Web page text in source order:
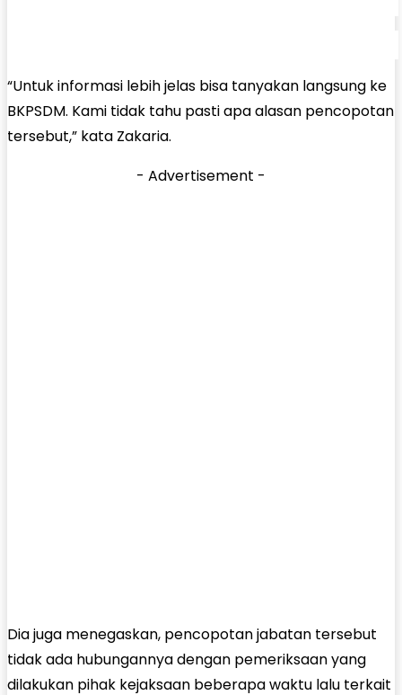
“Untuk informasi lebih jelas bisa tanyakan langsung ke
BKPSDM. Kami tidak tahu pasti apa alasan pencopotan
tersebut,” kata Zakaria.
- Advertisement -
Dia juga menegaskan, pencopotan jabatan tersebut
tidak ada hubungannya dengan pemeriksaan yang
dilakukan pihak kejaksaan beberapa waktu lalu terkait